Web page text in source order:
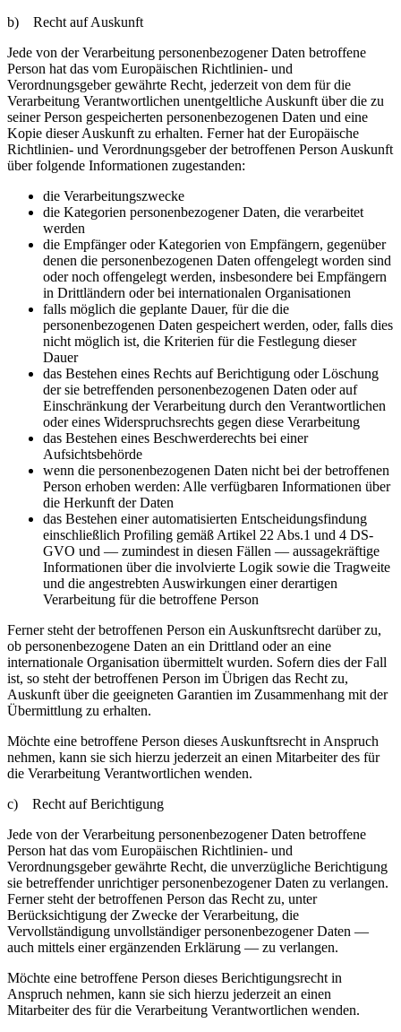
b) Recht auf Auskunft
Jede von der Verarbeitung personenbezogener Daten betroffene
Person hat das vom Europäischen Richtlinien- und
Verordnungsgeber gewährte Recht, jederzeit von dem für die
Verarbeitung Verantwortlichen unentgeltliche Auskunft über die zu
seiner Person gespeicherten personenbezogenen Daten und eine
Kopie dieser Auskunft zu erhalten. Ferner hat der Europäische
Richtlinien- und Verordnungsgeber der betroffenen Person Auskunft
über folgende Informationen zugestanden:
die Verarbeitungszwecke
die Kategorien personenbezogener Daten, die verarbeitet
werden
die Empfänger oder Kategorien von Empfängern, gegenüber
denen die personenbezogenen Daten offengelegt worden sind
oder noch offengelegt werden, insbesondere bei Empfängern
in Drittländern oder bei internationalen Organisationen
falls möglich die geplante Dauer, für die die
personenbezogenen Daten gespeichert werden, oder, falls dies
nicht möglich ist, die Kriterien für die Festlegung dieser
Dauer
das Bestehen eines Rechts auf Berichtigung oder Löschung
der sie betreffenden personenbezogenen Daten oder auf
Einschränkung der Verarbeitung durch den Verantwortlichen
oder eines Widerspruchsrechts gegen diese Verarbeitung
das Bestehen eines Beschwerderechts bei einer
Aufsichtsbehörde
wenn die personenbezogenen Daten nicht bei der betroffenen
Person erhoben werden: Alle verfügbaren Informationen über
die Herkunft der Daten
das Bestehen einer automatisierten Entscheidungsfindung
einschließlich Profiling gemäß Artikel 22 Abs.1 und 4 DS-
GVO und — zumindest in diesen Fällen — aussagekräftige
Informationen über die involvierte Logik sowie die Tragweite
und die angestrebten Auswirkungen einer derartigen
Verarbeitung für die betroffene Person
Ferner steht der betroffenen Person ein Auskunftsrecht darüber zu,
ob personenbezogene Daten an ein Drittland oder an eine
internationale Organisation übermittelt wurden. Sofern dies der Fall
ist, so steht der betroffenen Person im Übrigen das Recht zu,
Auskunft über die geeigneten Garantien im Zusammenhang mit der
Übermittlung zu erhalten.
Möchte eine betroffene Person dieses Auskunftsrecht in Anspruch
nehmen, kann sie sich hierzu jederzeit an einen Mitarbeiter des für
die Verarbeitung Verantwortlichen wenden.
c) Recht auf Berichtigung
Jede von der Verarbeitung personenbezogener Daten betroffene
Person hat das vom Europäischen Richtlinien- und
Verordnungsgeber gewährte Recht, die unverzügliche Berichtigung
sie betreffender unrichtiger personenbezogener Daten zu verlangen.
Ferner steht der betroffenen Person das Recht zu, unter
Berücksichtigung der Zwecke der Verarbeitung, die
Vervollständigung unvollständiger personenbezogener Daten —
auch mittels einer ergänzenden Erklärung — zu verlangen.
Möchte eine betroffene Person dieses Berichtigungsrecht in
Anspruch nehmen, kann sie sich hierzu jederzeit an einen
Mitarbeiter des für die Verarbeitung Verantwortlichen wenden.